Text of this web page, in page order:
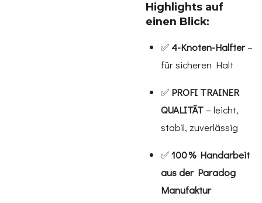
Highlights auf
einen Blick:
✅ 4-Knoten-Halfter–
für sicheren Halt
✅ PROFI TRAINER
QUALITÄT– leicht,
stabil, zuverlässig
✅100 % Handarbeit
aus der Paradog
Manufaktur